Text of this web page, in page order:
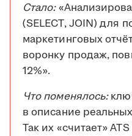
Стало:
(SELECT, JOIN) для
маркетинговых
воронку продаж,
12%».
Что поменялось:
в описание
Так их «считает»